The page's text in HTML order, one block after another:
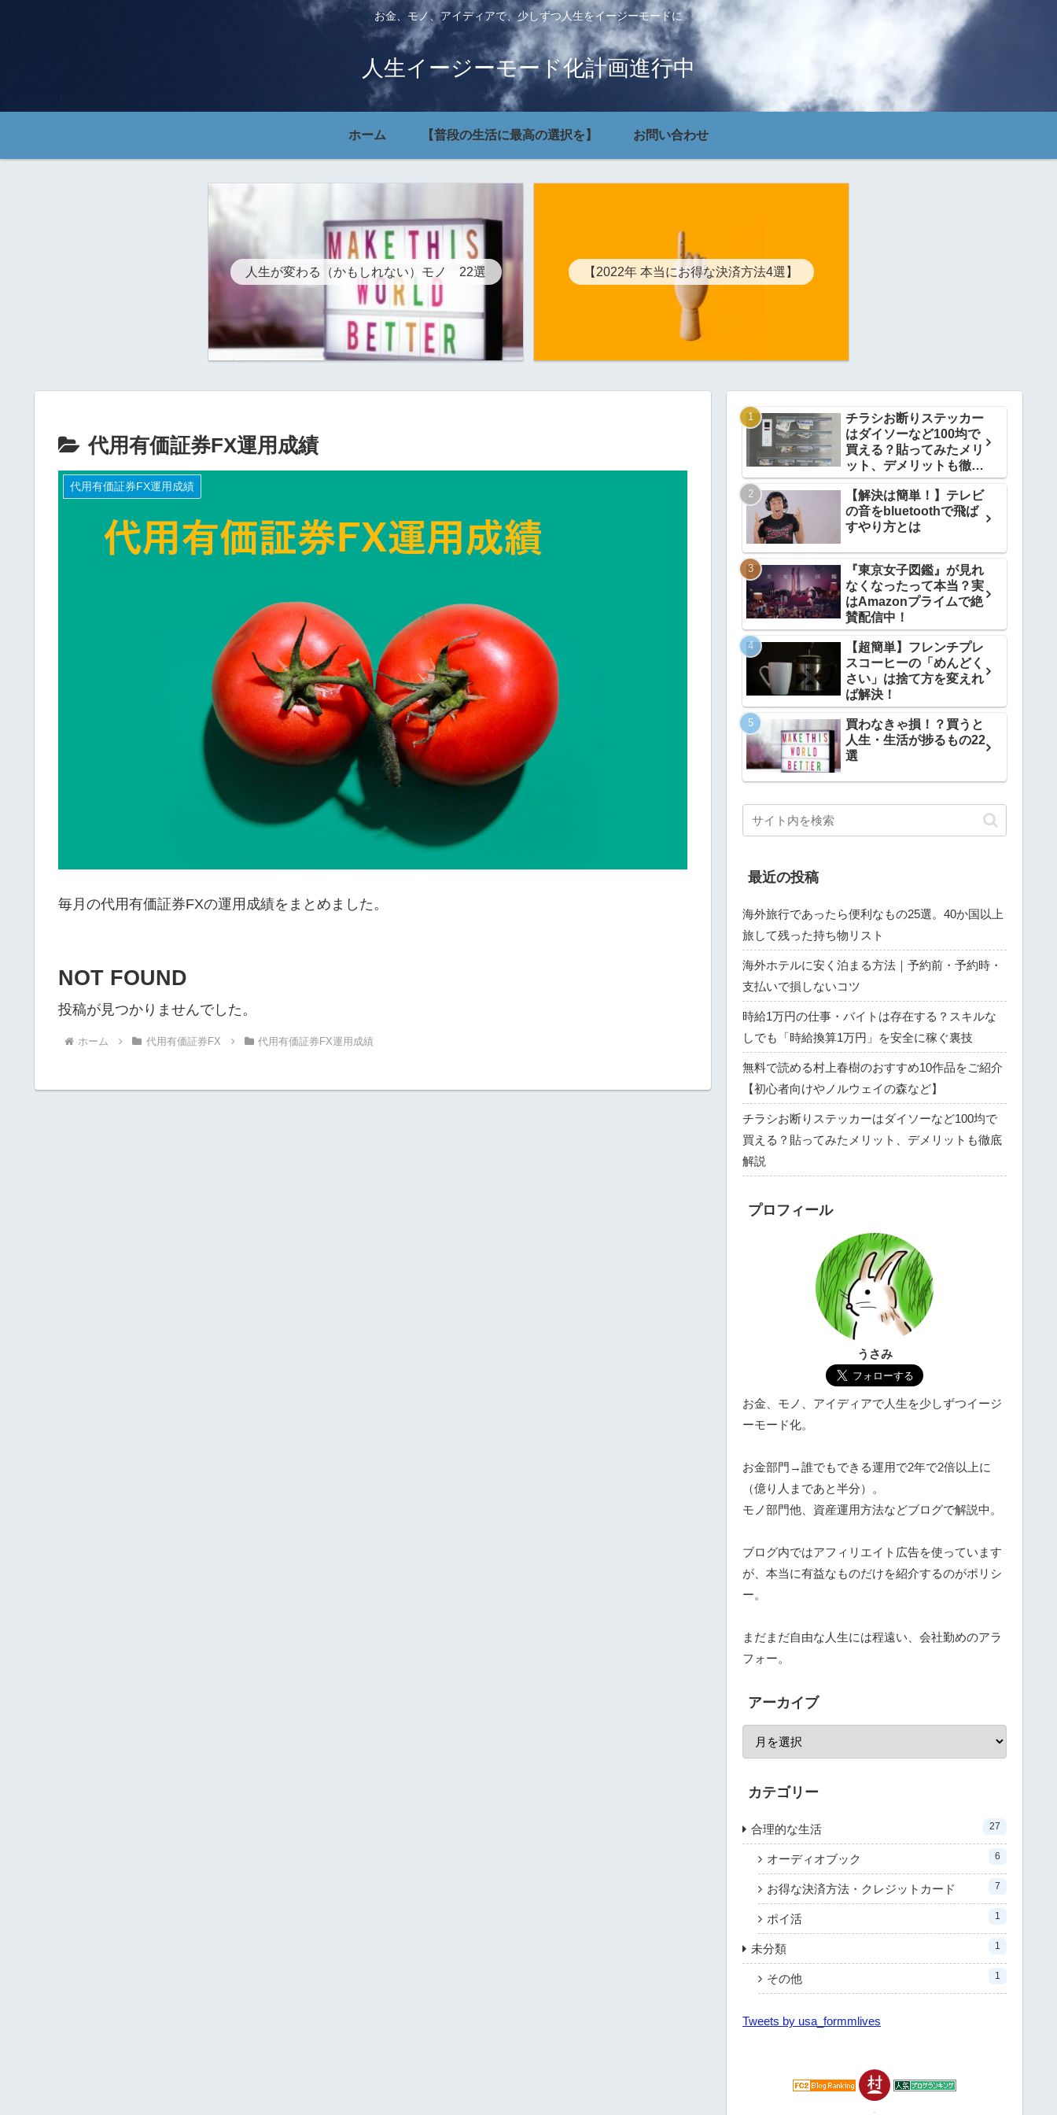
お金、モノ、アイディアで、少しずつ人生をイージーモードに
人生イージーモード化計画進行中
ホーム 【普段の生活に最高の選択を】 お問い合わせ
人生が変わる（かもしれない）モノ 22選 【2022年 本当にお得な決済方法4選】
代用有価証券FX運用成績
代用有価証券FX運用成績
毎月の代用有価証券FXの運用成績をまとめました。
NOT FOUND
投稿が見つかりませんでした。
ホーム 代用有価証券FX 代用有価証券FX運用成績
チラシお断りステッカー
はダイソーなど100均で
買える？貼ってみたメリ
ット、デメリットも徹底
解説
【解決は簡単！】テレビ
の音をbluetoothで飛ば
すやり方とは
『東京女子図鑑』が見れ
なくなったって本当？実
はAmazonプライムで絶
賛配信中！
【超簡単】フレンチプレ
スコーヒーの「めんどく
さい」は捨て方を変えれ
ば解決！
買わなきゃ損！？買うと
人生・生活が捗るもの22
選
最近の投稿
海外旅行であったら便利なもの25選。40か国以上
旅して残った持ち物リスト
海外ホテルに安く泊まる方法｜予約前・予約時・
支払いで損しないコツ
時給1万円の仕事・バイトは存在する？スキルな
しでも「時給換算1万円」を安全に稼ぐ裏技
無料で読める村上春樹のおすすめ10作品をご紹介
【初心者向けやノルウェイの森など】
チラシお断りステッカーはダイソーなど100均で
買える？貼ってみたメリット、デメリットも徹底
解説
プロフィール
うさみ
お金、モノ、アイディアで人生を少しずつイージ
ーモード化。
お金部門→誰でもできる運用で2年で2倍以上に
（億り人まであと半分）。
モノ部門他、資産運用方法などブログで解説中。
ブログ内ではアフィリエイト広告を使っています
が、本当に有益なものだけを紹介するのがポリシ
ー。
まだまだ自由な人生には程遠い、会社勤めのアラ
フォー。
アーカイブ
カテゴリー
合理的な生活 27
オーディオブック 6
お得な決済方法・クレジットカード 7
ポイ活 1
未分類 1
その他 1
Tweets by usa_formmlives